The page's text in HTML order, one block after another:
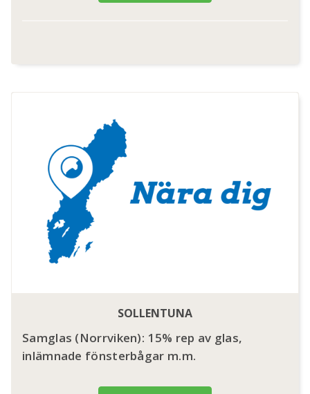
SOLLENTUNA
Samglas (Norrviken): 15% rep av glas,
inlämnade fönsterbågar m.m.